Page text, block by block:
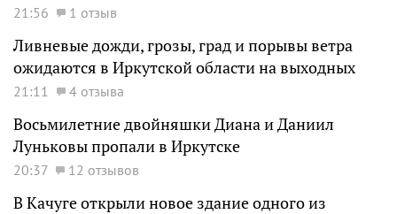
21:56 1 отзыв
Ливневые дожди, грозы, град и порывы ветра
ожидаются в Иркутской области на выходных
21:11 4 отзыва
Восьмилетние двойняшки Диана и Даниил
Луньковы пропали в Иркутске
20:37 12 отзывов
В Качуге открыли новое здание одного из